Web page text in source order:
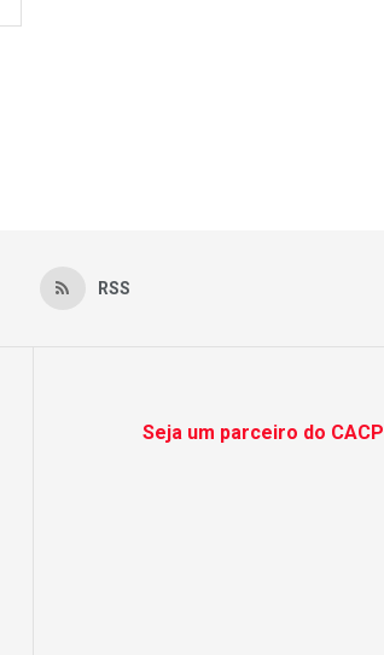
RSS
Seja um parceiro do CACP